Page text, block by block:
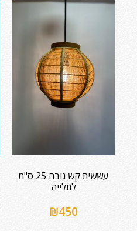
עששית קש גובה 25 ס"מ
לתלייה
₪450